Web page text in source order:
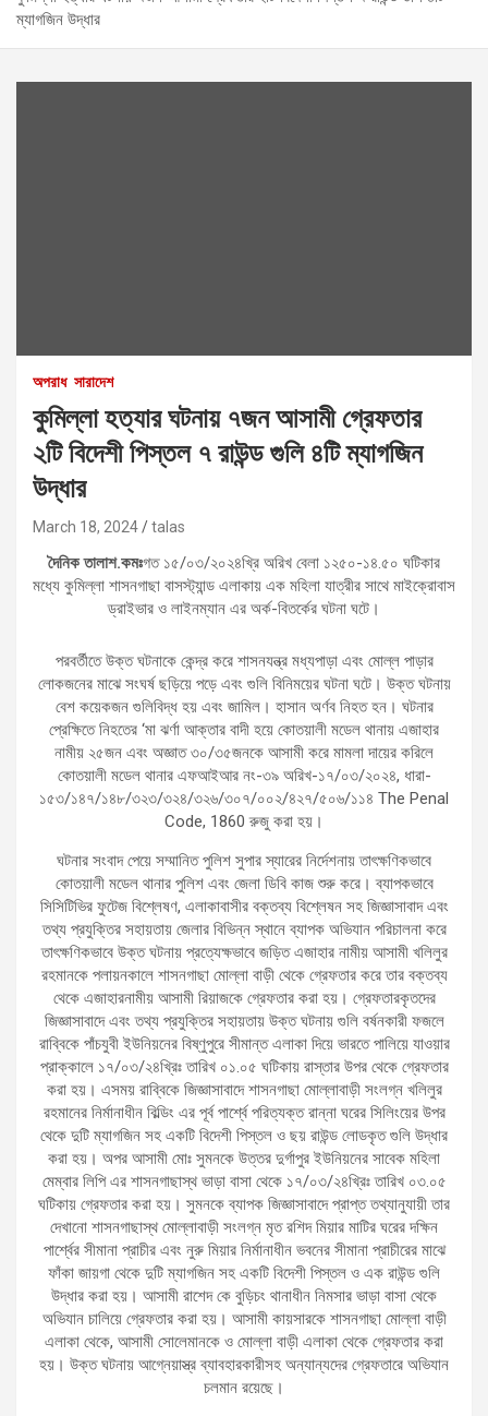
ম্যাগজিন উদ্ধার
অপরাধ সারাদেশ
কুমিল্লা হত্যার ঘটনায় ৭জন আসামী গ্রেফতার
২টি বিদেশী পিস্তল ৭ রাউন্ড গুলি ৪টি ম্যাগজিন
উদ্ধার
March 18, 2024 talas
দৈনিক তালাশ.কমঃগত ১৫/০৩/২০২৪খ্রি অরিখ বেলা ১২৫০-১৪.৫০ ঘটিকার
মধ্যে কুমিল্লা শাসনগাছা বাসস্ট্যান্ড এলাকায় এক মহিলা যাত্রীর সাথে মাইক্রোবাস
ড্রাইভার ও লাইনম্যান এর অর্ক-বিতর্কের ঘটনা ঘটে।
পরবর্তীতে উক্ত ঘটনাকে কেন্দ্র করে শাসনযন্ত্র মধ্যপাড়া এবং মোল্ল পাড়ার
লোকজনের মাঝে সংঘর্ষ ছড়িয়ে পড়ে এবং গুলি বিনিময়ের ঘটনা ঘটে। উক্ত ঘটনায়
বেশ কয়েকজন গুলিবিদ্ধ হয় এবং জামিল। হাসান অর্ণব নিহত হন। ঘটনার
প্রেক্ষিতে নিহতের ‘মা ঝর্ণা আক্তার বাদী হয়ে কোতয়ালী মডেল থানায় এজাহার
নামীয় ২৫জন এবং অজ্ঞাত ৩০/৩৫জনকে আসামী করে মামলা দায়ের করিলে
কোতয়ালী মডেল থানার এফআইআর নং-৩৯ অরিখ-১৭/০৩/২০২৪, ধারা-
১৫৩/১৪৭/১৪৮/৩২৩/৩২৪/৩২৬/৩০৭/০০২/৪২৭/৫০৬/১১৪ The Penal
Code, 1860 রুজু করা হয়।
ঘটনার সংবাদ পেয়ে সম্মানিত পুলিশ সুপার স্যারের নির্দেশনায় তাৎক্ষণিকভাবে
কোতয়ালী মডেল থানার পুলিশ এবং জেলা ডিবি কাজ শুরু করে। ব্যাপকভাবে
সিসিটিভির ফুটেজ বিশ্লেষণ, এলাকাবাসীর বক্তব্য বিশ্লেষন সহ জিজ্ঞাসাবাদ এবং
তথ্য প্রযুক্তির সহায়তায় জেলার বিভিন্ন স্থানে ব্যাপক অভিযান পরিচালনা করে
তাৎক্ষণিকভাবে উক্ত ঘটনায় প্রত্যেক্ষভাবে জড়িত এজাহার নামীয় আসামী খলিলুর
রহমানকে পলায়নকালে শাসনগাছা মোল্লা বাড়ী থেকে গ্রেফতার করে তার বক্তব্য
থেকে এজাহারনামীয় আসামী রিয়াজকে গ্রেফতার করা হয়। গ্রেফতারকৃতদের
জিজ্ঞাসাবাদে এবং তথ্য প্রযুক্তির সহায়তায় উক্ত ঘটনায় গুলি বর্ষনকারী ফজলে
রাব্বিকে পাঁচযুবী ইউনিয়নের বিষ্ণুপুরে সীমান্ত এলাকা দিয়ে ভারতে পালিয়ে যাওয়ার
প্রাক্কালে ১৭/০৩/২৪খ্রিঃ তারিখ ০১.০৫ ঘটিকায় রাস্তার উপর থেকে গ্রেফতার
করা হয়। এসময় রাব্বিকে জিজ্ঞাসাবাদে শাসনগাছা মোল্লাবাড়ী সংলগ্ন খলিলুর
রহমানের নির্মানাধীন বিল্ডিং এর পূর্ব পার্শ্বে পরিত্যক্ত রান্না ঘরের সিলিংয়ের উপর
থেকে দুটি ম্যাগজিন সহ একটি বিদেশী পিস্তল ও ছয় রাউন্ড লোডকৃত গুলি উদ্ধার
করা হয়। অপর আসামী মোঃ সুমনকে উত্তর দুর্গাপুর ইউনিয়নের সাবেক মহিলা
মেম্বার লিপি এর শাসনগাছাস্থ ভাড়া বাসা থেকে ১৭/০৩/২৪খ্রিঃ তারিখ ০৩.০৫
ঘটিকায় গ্রেফতার করা হয়। সুমনকে ব্যাপক জিজ্ঞাসাবাদে প্রাপ্ত তথ্যানুযায়ী তার
দেখানো শাসনগাছাস্থ মোল্লাবাড়ী সংলগ্ন মৃত রশিদ মিয়ার মাটির ঘরের দক্ষিন
পার্শ্বের সীমানা প্রাচীর এবং নুরু মিয়ার নির্মানাধীন ভবনের সীমানা প্রাচীরের মাঝে
ফাঁকা জায়গা থেকে দুটি ম্যাগজিন সহ একটি বিদেশী পিস্তল ও এক রাউন্ড গুলি
উদ্ধার করা হয়। আসামী রাশেদ কে বুড়িচং থানাধীন নিমসার ভাড়া বাসা থেকে
অভিযান চালিয়ে গ্রেফতার করা হয়। আসামী কায়সারকে শাসনগাছা মোল্লা বাড়ী
এলাকা থেকে, আসামী সোলেমানকে ও মোল্লা বাড়ী এলাকা থেকে গ্রেফতার করা
হয়। উক্ত ঘটনায় আগ্নেয়াস্ত্র ব্যাবহারকারীসহ অন্যান্যদের গ্রেফতারে অভিযান
চলমান রয়েছে।